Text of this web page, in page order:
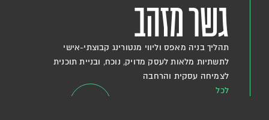
גשר מזהב
תהליך בניה מאפס וליווי מנטורינג קבוצתי-אישי
לתשתיות מלאות לעסק מדויק, נוכח, ובניית תוכנית
לצמיחה עסקית והרחבה
לכל